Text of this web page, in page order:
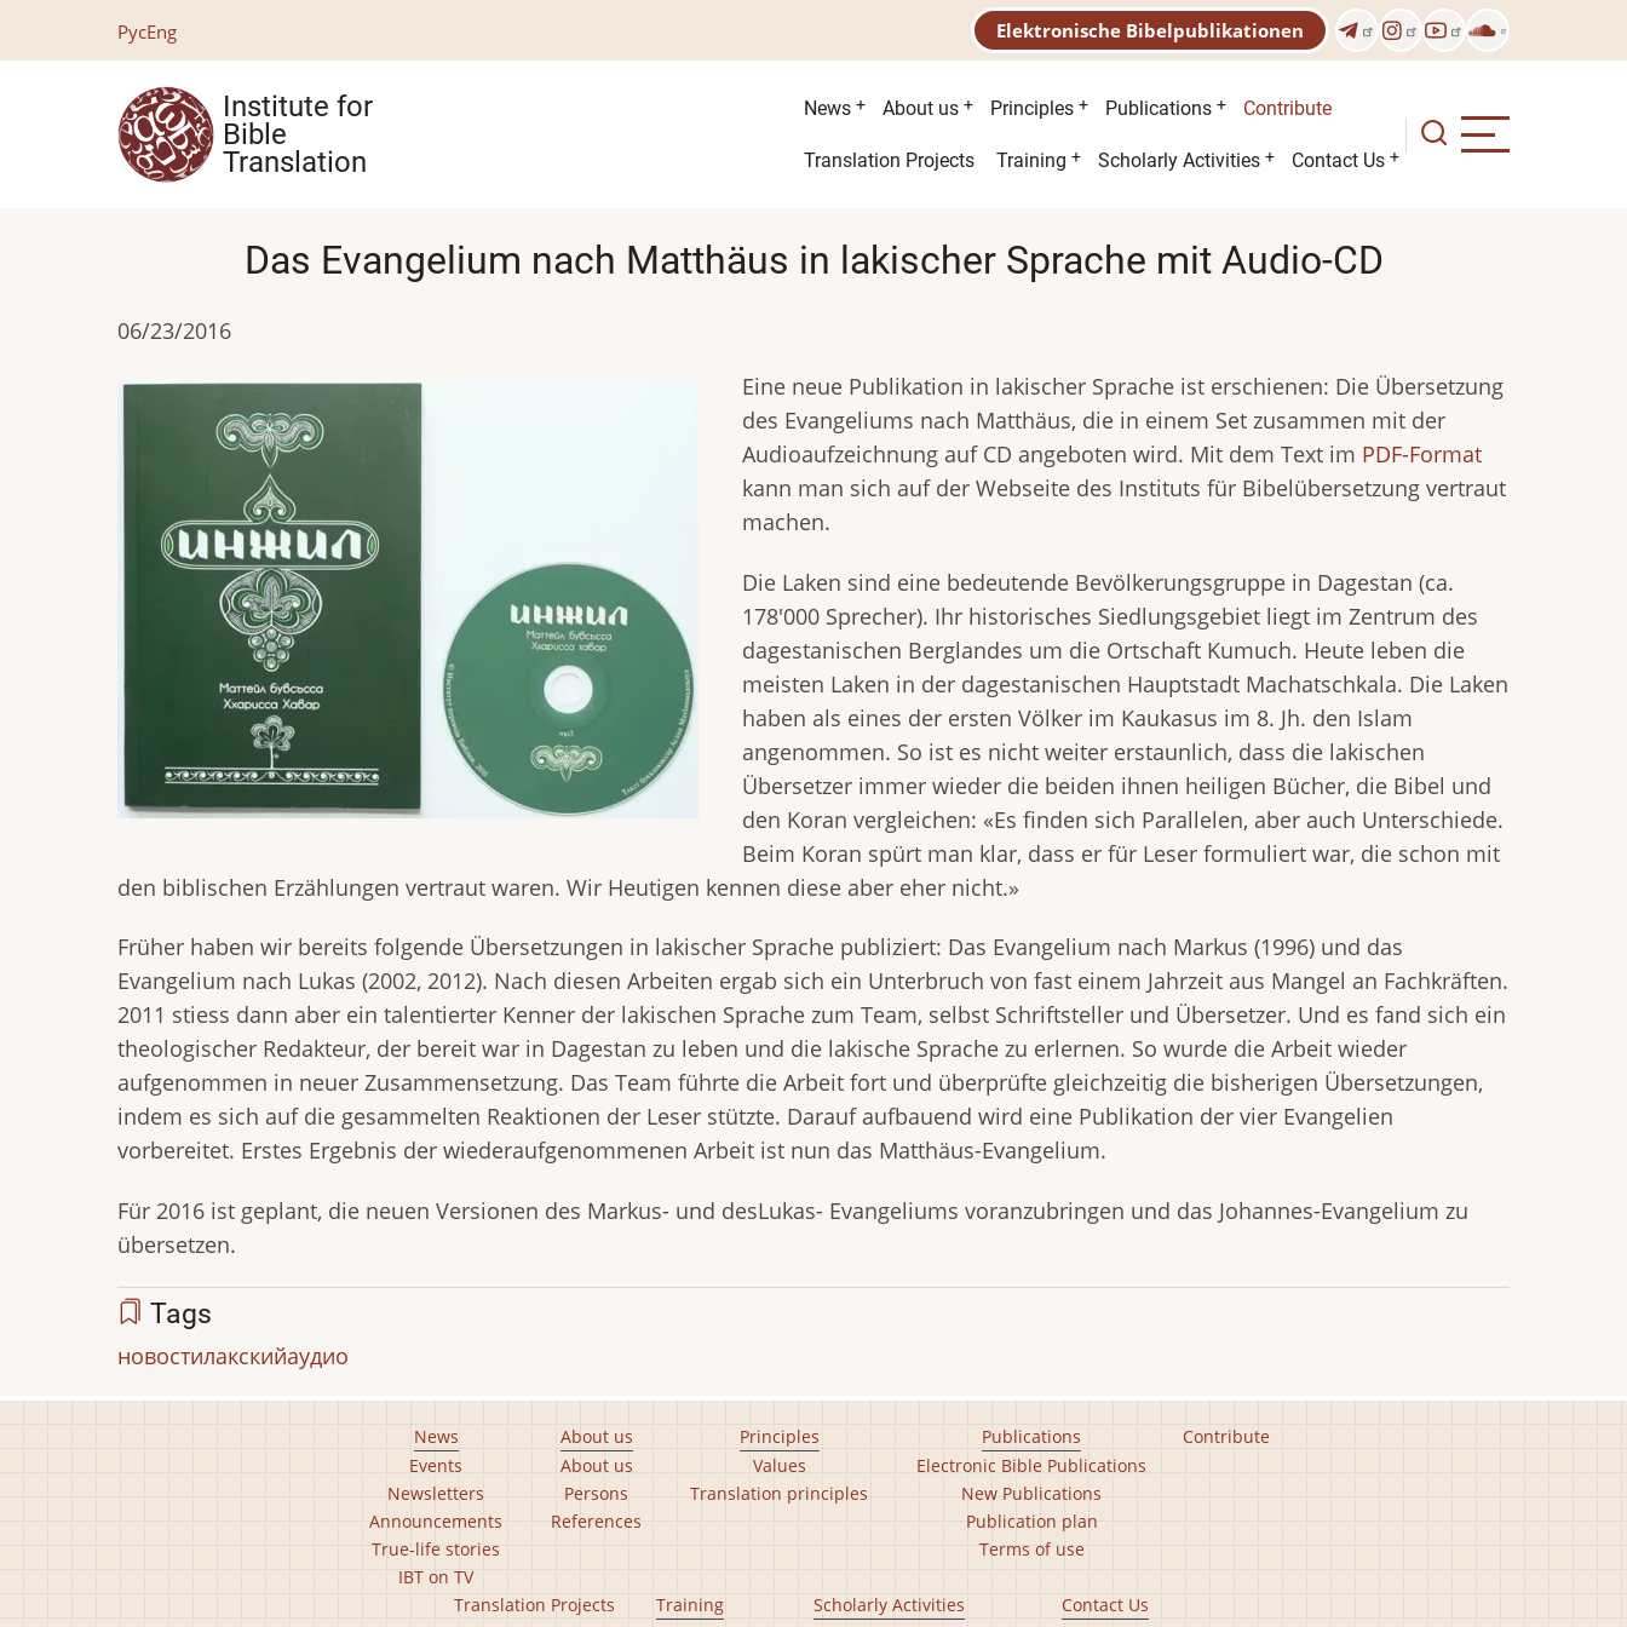
РусEng Elektronische Bibelpublikationen
Institute for
Bible
Translation
Main
menu
News About us Principles Publications Contribute
Second
Translation Projects Training Scholarly Activities Contact Us
Das Evangelium nach Matthäus in lakischer Sprache mit Audio-CD
06/23/2016
Eine neue Publikation in lakischer Sprache ist erschienen: Die Übersetzung
des Evangeliums nach Matthäus, die in einem Set zusammen mit der
Audioaufzeichnung auf CD angeboten wird. Mit dem Text im PDF-Format
kann man sich auf der Webseite des Instituts für Bibelübersetzung vertraut
machen.
Die Laken sind eine bedeutende Bevölkerungsgruppe in Dagestan (ca.
178'000 Sprecher). Ihr historisches Siedlungsgebiet liegt im Zentrum des
dagestanischen Berglandes um die Ortschaft Kumuch. Heute leben die
meisten Laken in der dagestanischen Hauptstadt Machatschkala. Die Laken
haben als eines der ersten Völker im Kaukasus im 8. Jh. den Islam
angenommen. So ist es nicht weiter erstaunlich, dass die lakischen
Übersetzer immer wieder die beiden ihnen heiligen Bücher, die Bibel und
den Koran vergleichen: «Es finden sich Parallelen, aber auch Unterschiede.
Beim Koran spürt man klar, dass er für Leser formuliert war, die schon mit
den biblischen Erzählungen vertraut waren. Wir Heutigen kennen diese aber eher nicht.»
Früher haben wir bereits folgende Übersetzungen in lakischer Sprache publiziert: Das Evangelium nach Markus (1996) und das
Evangelium nach Lukas (2002, 2012). Nach diesen Arbeiten ergab sich ein Unterbruch von fast einem Jahrzeit aus Mangel an Fachkräften.
2011 stiess dann aber ein talentierter Kenner der lakischen Sprache zum Team, selbst Schriftsteller und Übersetzer. Und es fand sich ein
theologischer Redakteur, der bereit war in Dagestan zu leben und die lakische Sprache zu erlernen. So wurde die Arbeit wieder
aufgenommen in neuer Zusammensetzung. Das Team führte die Arbeit fort und überprüfte gleichzeitig die bisherigen Übersetzungen,
indem es sich auf die gesammelten Reaktionen der Leser stützte. Darauf aufbauend wird eine Publikation der vier Evangelien
vorbereitet. Erstes Ergebnis der wiederaufgenommenen Arbeit ist nun das Matthäus-Evangelium.
Für 2016 ist geplant, die neuen Versionen des Markus- und desLukas- Evangeliums voranzubringen und das Johannes-Evangelium zu
übersetzen.
Tags
новостилакскийаудио
News
Events
Newsletters
Announcements
True-life stories
IBT on TV
About us
About us
Persons
References
Principles
Values
Translation principles
Publications
Electronic Bible Publications
New Publications
Publication plan
Terms of use
Contribute
Translation Projects
Training
Scholarly Activities
Contact Us